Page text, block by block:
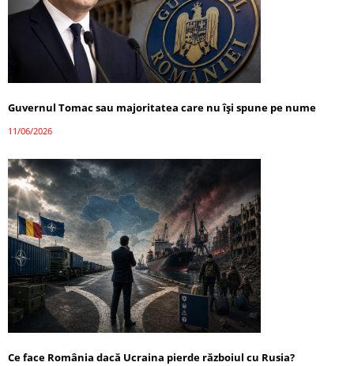
Guvernul Tomac sau majoritatea care nu își spune pe nume
11/06/2026
Ce face România dacă Ucraina pierde războiul cu Rusia?